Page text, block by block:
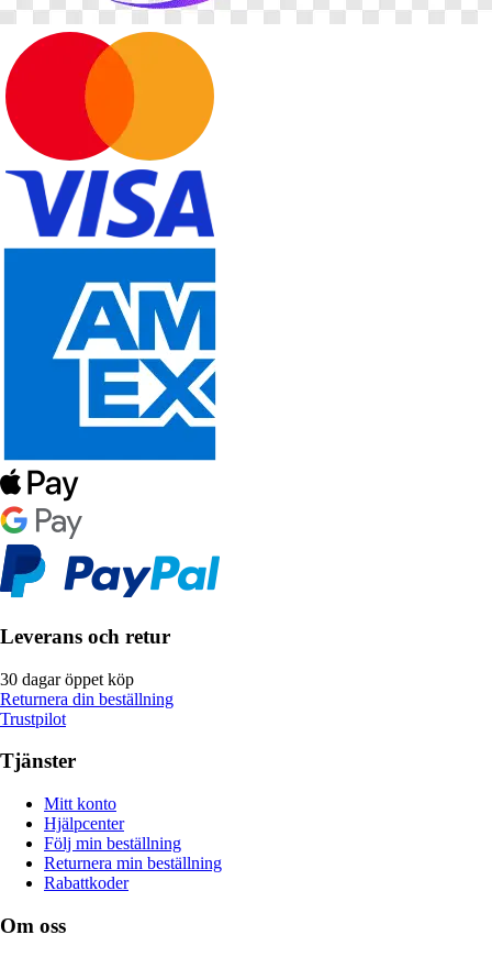
Leverans och retur
30 dagar öppet köp
Returnera din beställning
Trustpilot
Tjänster
Mitt konto
Hjälpcenter
Följ min beställning
Returnera min beställning
Rabattkoder
Om oss